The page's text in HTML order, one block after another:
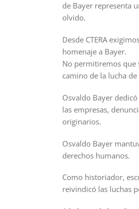
de Bayer representa
olvido.
Desde CTERA
homenaje a Bayer.
No permitiremos que
camino de la lucha
Osvaldo Bayer
las empresas,
originarios.
Osvaldo Bayer
derechos humanos.
Como historiador,
reivindicó las luchas